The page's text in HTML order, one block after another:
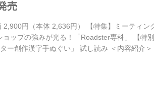
売
円（本体 2,636円） 【特集】ミーティン
ップの強みが光る！「Roadster専科」 【特
創作漢字手ぬぐい」 試し読み ＜内容紹介＞
オー...